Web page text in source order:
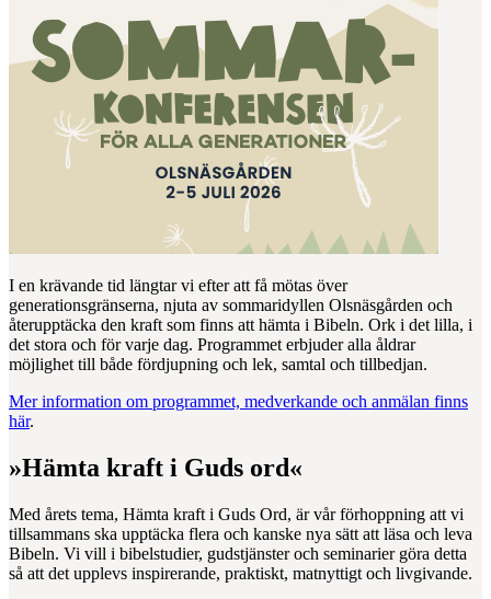
I en krävande tid längtar vi efter att få mötas över
generationsgränserna, njuta av sommaridyllen Olsnäsgården och
återupptäcka den kraft som finns att hämta i Bibeln. Ork i det lilla, i
det stora och för varje dag. Programmet erbjuder alla åldrar
möjlighet till både fördjupning och lek, samtal och tillbedjan.
Mer information om programmet, medverkande och anmälan finns
här.
»Hämta kraft i Guds ord«
Med årets tema, Hämta kraft i Guds Ord, är vår förhoppning att vi
tillsammans ska upptäcka flera och kanske nya sätt att läsa och leva
Bibeln. Vi vill i bibelstudier, gudstjänster och seminarier göra detta
så att det upplevs inspirerande, praktiskt, matnyttigt och livgivande.